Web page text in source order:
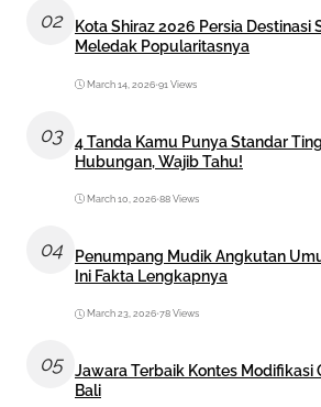
02
Kota Shiraz 2026 Persia Destinasi
Meledak Popularitasnya
March 14, 2026•91 Views
03
4 Tanda Kamu Punya Standar
Hubungan, Wajib Tahu!
March 10, 2026•88 Views
04
Penumpang Mudik Angkutan
Ini Fakta Lengkapnya
March 23, 2026•78 Views
05
Jawara Terbaik Kontes Modifikasi
Bali